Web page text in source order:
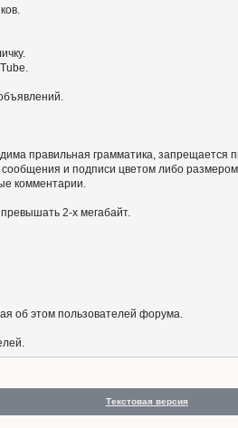
правильная грамматика, запрещается
и подписи цветом либо
комментарии.
2-х мегабайт.
об этом пользователей форума.
Текстовая версия